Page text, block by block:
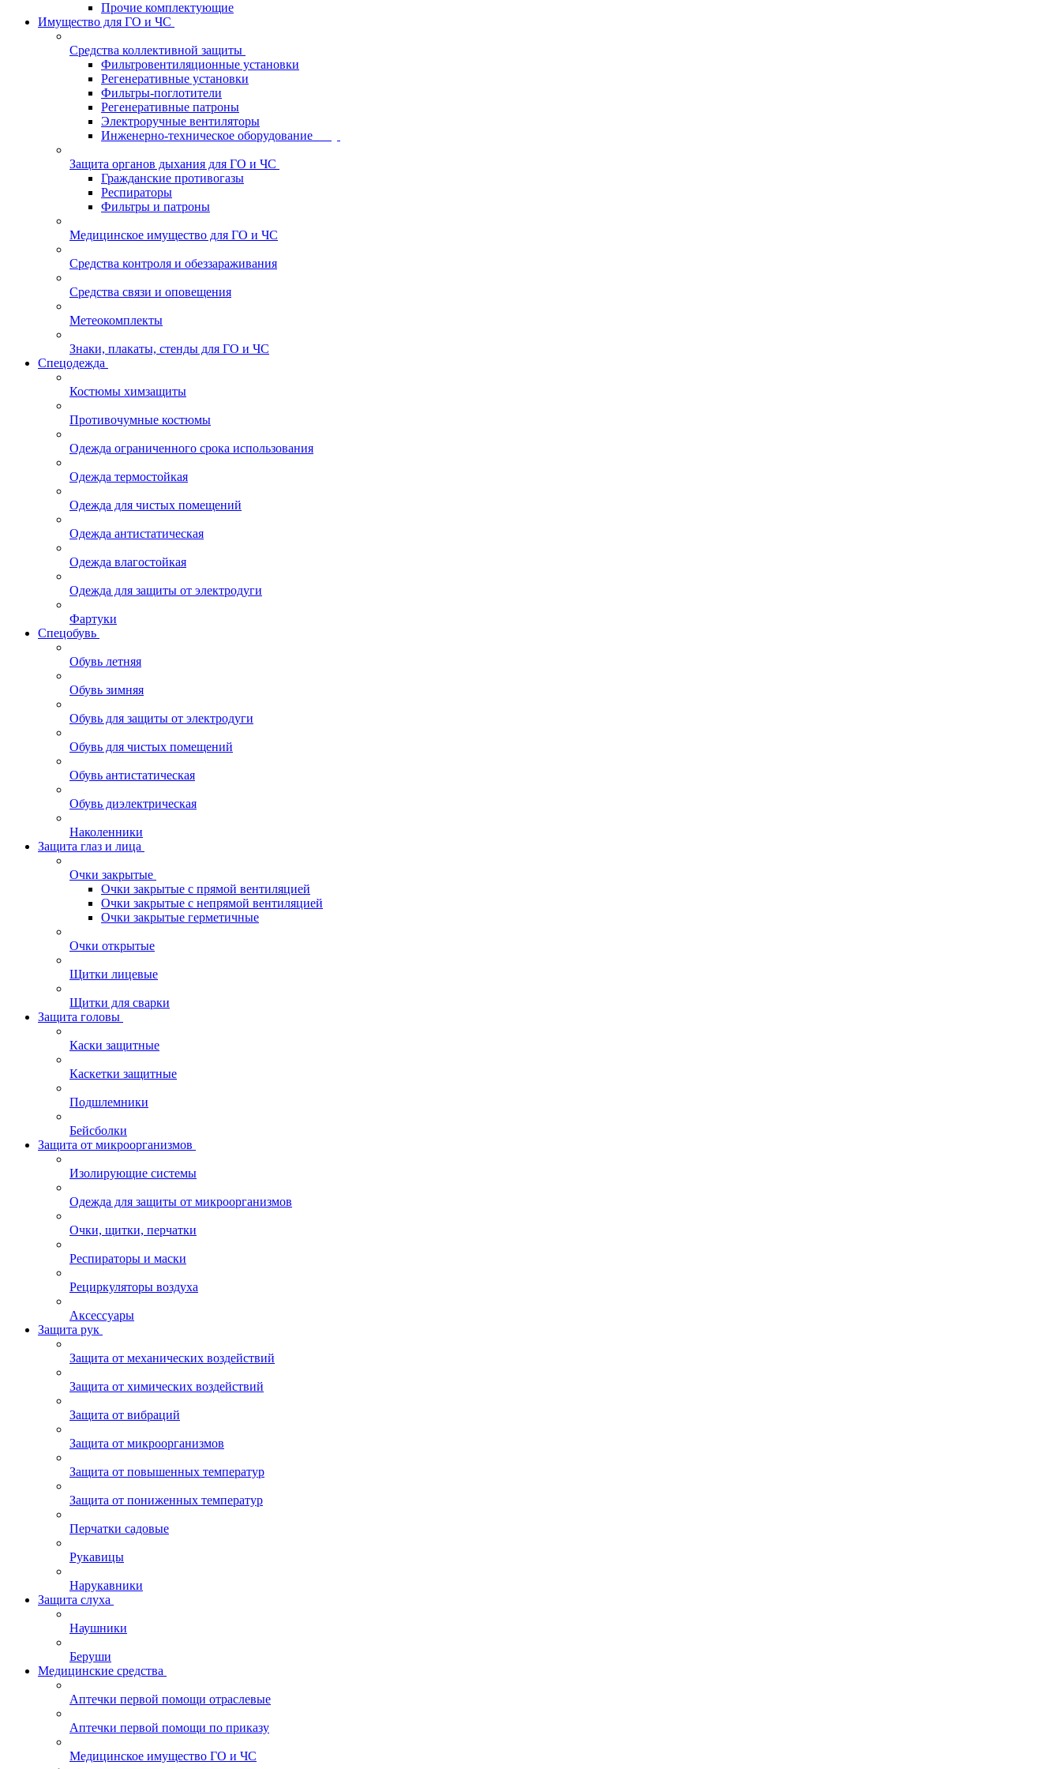
Прочие комплектующие
Имущество для ГО и ЧС
Средства коллективной защиты
Фильтровентиляционные установки
Регенеративные установки
Фильтры-поглотители
Регенеративные патроны
Электроручные вентиляторы
Инженерно-техническое оборудование
Защита органов дыхания для ГО и ЧС
Гражданские противогазы
Респираторы
Фильтры и патроны
Медицинское имущество для ГО и ЧС
Средства контроля и обеззараживания
Средства связи и оповещения
Метеокомплекты
Знаки, плакаты, стенды для ГО и ЧС
Спецодежда
Костюмы химзащиты
Противочумные костюмы
Одежда ограниченного срока использования
Одежда термостойкая
Одежда для чистых помещений
Одежда антистатическая
Одежда влагостойкая
Одежда для защиты от электродуги
Фартуки
Спецобувь
Обувь летняя
Обувь зимняя
Обувь для защиты от электродуги
Обувь для чистых помещений
Обувь антистатическая
Обувь диэлектрическая
Наколенники
Защита глаз и лица
Очки закрытые
Очки закрытые с прямой вентиляцией
Очки закрытые с непрямой вентиляцией
Очки закрытые герметичные
Очки открытые
Щитки лицевые
Щитки для сварки
Защита головы
Каски защитные
Каскетки защитные
Подшлемники
Бейсболки
Защита от микроорганизмов
Изолирующие системы
Одежда для защиты от микроорганизмов
Очки, щитки, перчатки
Респираторы и маски
Рециркуляторы воздуха
Аксессуары
Защита рук
Защита от механических воздействий
Защита от химических воздействий
Защита от вибраций
Защита от микроорганизмов
Защита от повышенных температур
Защита от пониженных температур
Перчатки садовые
Рукавицы
Нарукавники
Защита слуха
Наушники
Беруши
Медицинские средства
Аптечки первой помощи отраслевые
Аптечки первой помощи по приказу
Медицинское имущество ГО и ЧС